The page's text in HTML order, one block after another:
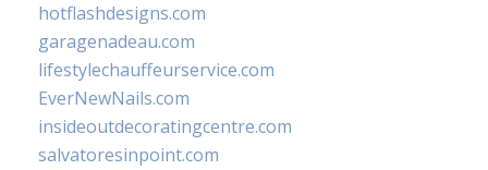
hotflashdesigns.com
garagenadeau.com
lifestylechauffeurservice.com
EverNewNails.com
insideoutdecoratingcentre.com
salvatoresinpoint.com